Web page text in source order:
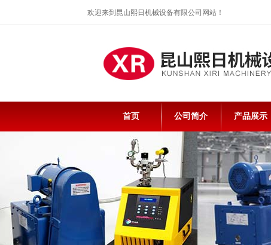
欢迎来到昆山熙日机械设备有限公司网站！
首页 公司简介 产品展示